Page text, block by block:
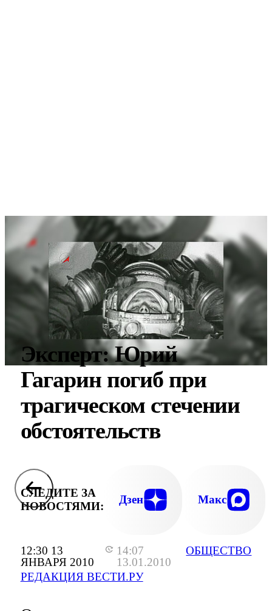
12:30 13
ЯНВАРЯ 2010
14:07
13.01.2010
РЕДАКЦИЯ ВЕСТИ.РУ
ОБЩЕСТВО
Эксперт: Юрий
Гагарин погиб при
трагическом стечении
обстоятельств
СЛЕДИТЕ ЗА
НОВОСТЯМИ:
Дзен Макс